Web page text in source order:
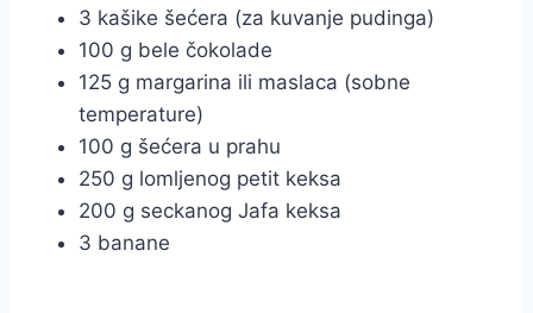
3 kašike šećera (za kuvanje pudinga)
100 g bele čokolade
125 g margarina ili maslaca (sobne
temperature)
100 g šećera u prahu
250 g lomljenog petit keksa
200 g seckanog Jafa keksa
3 banane